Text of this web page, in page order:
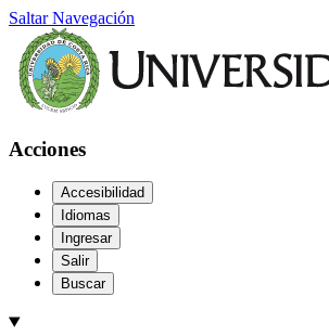
Saltar Navegación
Acciones
Accesibilidad
Idiomas
Ingresar
Salir
Buscar